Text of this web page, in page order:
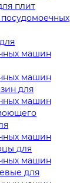
плит
машин
машин
для
машин
машин
для
машин
для